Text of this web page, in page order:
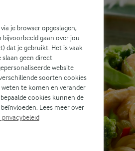
je browser opgeslagen,
gaan over jou
dat je gebruikt. Het is vaak
slaan geen direct
website
soorten cookies
te komen en verander
cookies kunnen de
Lees meer over